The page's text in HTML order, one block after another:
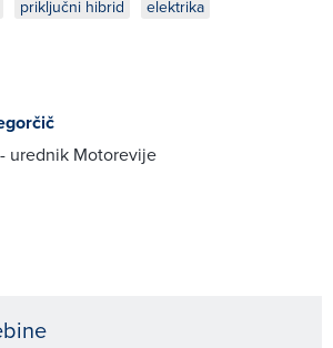
priključni hibrid
elektrika
urednik Motorevije